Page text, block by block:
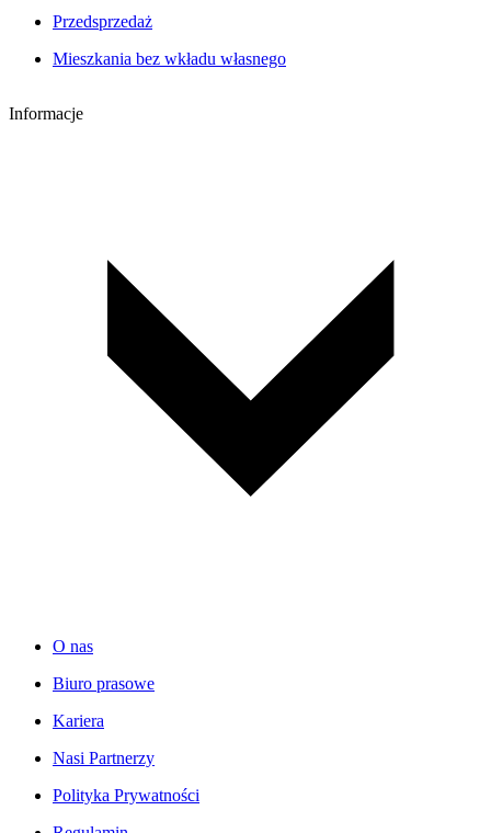
Przedsprzedaż
Mieszkania bez wkładu własnego
Informacje
O nas
Biuro prasowe
Kariera
Nasi Partnerzy
Polityka Prywatności